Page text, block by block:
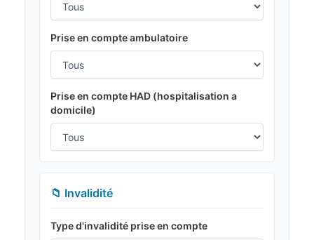
Prise en compte ambulatoire
Prise en compte HAD (hospitalisation a
domicile)
📁 Invalidité
Type d'invalidité prise en compte